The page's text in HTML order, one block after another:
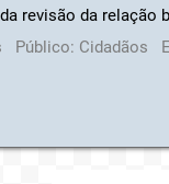
revisão da relação
Público: Cidadãos